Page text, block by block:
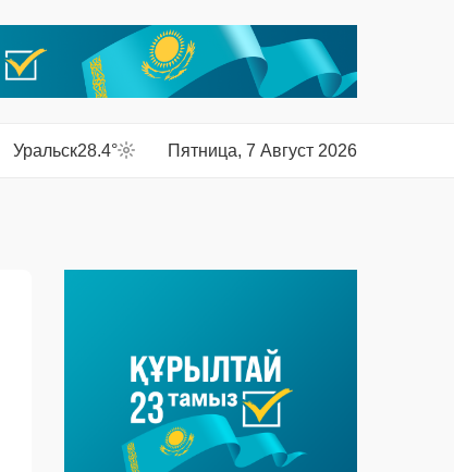
Уральск28.4° Пятница, 7 Август 2026